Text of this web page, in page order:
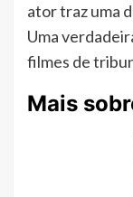
ator traz uma
Uma
filmes de
Mais